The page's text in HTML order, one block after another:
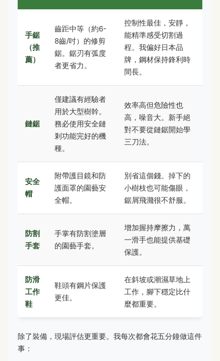
手鋸
（推
薦）
齒距中等（約6-
8齒/吋）的修剪
鋸。鋸刃有弧度
者更省力。
控制性最佳，安靜，
能精準感受切割過
程。我偏好日本品
牌，鋼材保持鋒利時
間長。
鏈鋸
僅建議有經驗者
用於大型樹幹。
務必使用安全鏈
剎功能完好的機
種。
效率高但危險性也
高，噪音大。新手絕
對不要從鏈鋸開始學
三刀法。
安全
帽
附帶護目鏡和防
護面罩的園藝安
全帽。
別省這個錢。掉下的
小樹枝也可能傷眼，
鋸屑飛濺很不舒服。
防割
手套
手掌有防割塗層
的園藝手套。
增加握持摩擦力，萬
一滑手也能提供基礎
保護。
防滑
工作
鞋
鞋頭有鋼片保護
更佳。
在斜坡或潮濕草地上
工作，腳下穩定比什
麼都重要。
除了裝備，現場評估更重要。我每次都會花五分鐘做這件
事：